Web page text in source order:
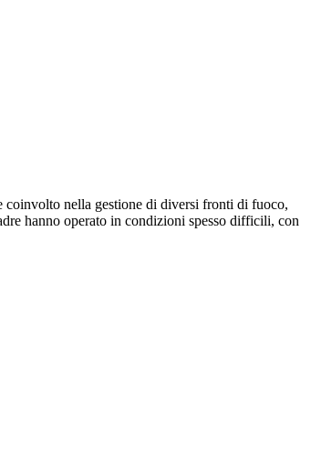
coinvolto nella gestione di diversi fronti di fuoco,
hanno operato in condizioni spesso difficili, con